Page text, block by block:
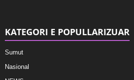
KATEGORI E POPULLARIZUAR
Sumut
Nasional